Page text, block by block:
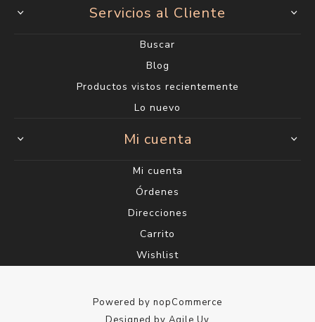
Servicios al Cliente
Buscar
Blog
Productos vistos recientemente
Lo nuevo
Mi cuenta
Mi cuenta
Órdenes
Direcciones
Carrito
Wishlist
Powered by nopCommerce